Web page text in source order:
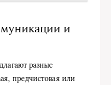
и
разные
предчистовая или